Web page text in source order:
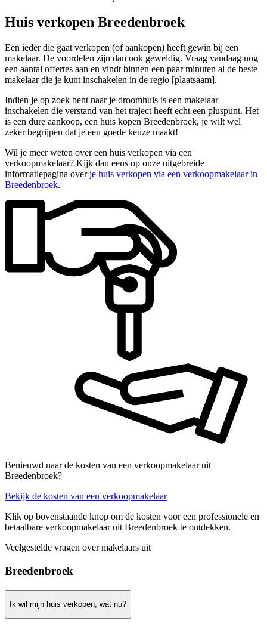
Huis verkopen Breedenbroek
Een ieder die gaat verkopen (of aankopen) heeft gewin bij een
makelaar. De voordelen zijn dan ook geweldig. Vraag vandaag nog
een aantal offertes aan en vindt binnen een paar minuten al de beste
makelaar die je kunt inschakelen in de regio [plaatsaam].
Indien je op zoek bent naar je droomhuis is een makelaar
inschakelen die verstand van het traject heeft echt een pluspunt. Het
is een dure aankoop, een huis kopen Breedenbroek, je wilt wel
zeker begrijpen dat je een goede keuze maakt!
Wil je meer weten over een huis verkopen via een
verkoopmakelaar? Kijk dan eens op onze uitgebreide
informatiepagina overje huis verkopen via een verkoopmakelaar in
Breedenbroek.
Benieuwd naar de kosten van een verkoopmakelaar uit
Breedenbroek?
Bekijk de kosten van een verkoopmakelaar
Klik op bovenstaande knop om de kosten voor een professionele en
betaalbare verkoopmakelaar uit Breedenbroek te ontdekken.
Veelgestelde vragen over makelaars uit
Breedenbroek
Ik wil mijn huis verkopen, wat nu?